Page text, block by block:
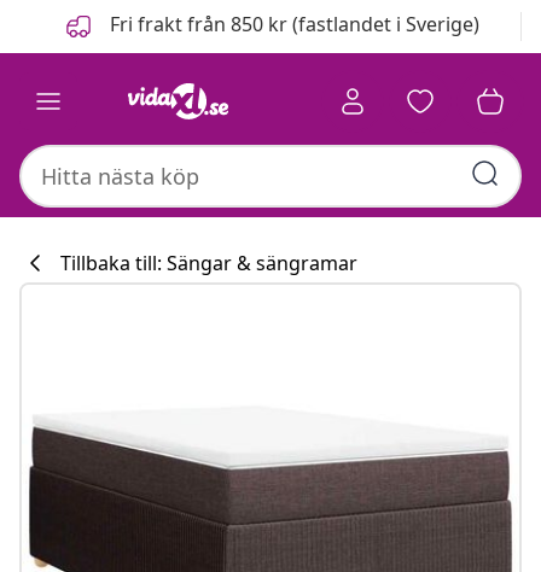
FöregåendeFri frakt från 850 kr (fastlandet i Sverige)
Tillbaka till: Sängar & sängramar